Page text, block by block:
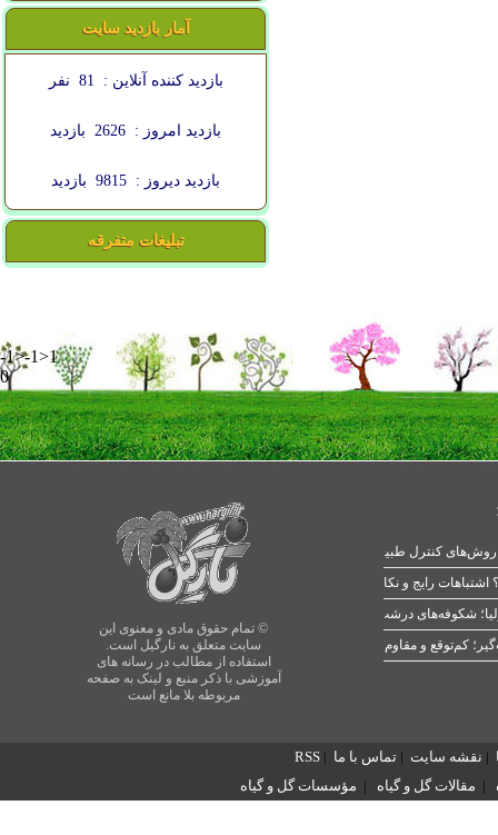
آمار بازدید سایت
بازدید کننده آنلاین : 81 نفر
بازدید امروز : 2626 بازدید
بازدید دیروز : 9815 بازدید
تبلیغات متفرقه
-1>-1>1
0
© تمام حقوق مادی و معنوی این
سایت متعلق به نارگیل است.
استفاده از مطالب در رسانه های
آموزشی با ذکر منبع و لینک به صفحه
مربوطه بلا مانع است
رایج و نکات طلایی
شکوفه‌های درشت در بهار
| نقشه سایت | تماس با ما |
RSS
| مقالات گل و گیاه | مؤسسات گل و گیاه